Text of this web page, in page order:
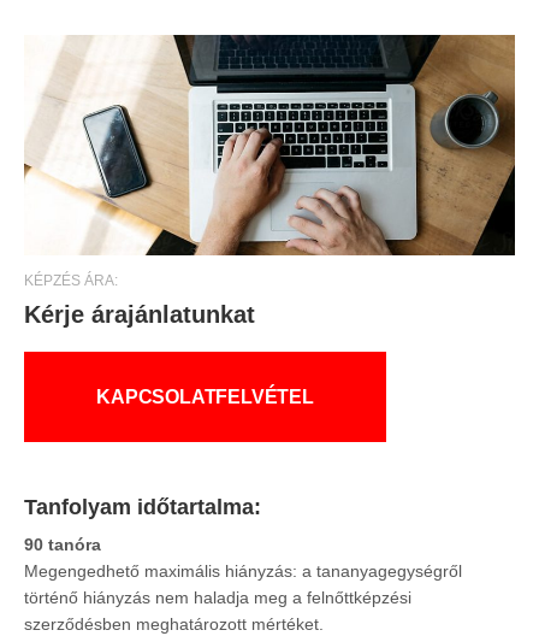
KÉPZÉS ÁRA:
Kérje árajánlatunkat
KAPCSOLATFELVÉTEL
Tanfolyam időtartalma:
90 tanóra
Megengedhető maximális hiányzás: a tananyagegységről
történő hiányzás nem haladja meg a felnőttképzési
szerződésben meghatározott mértéket.